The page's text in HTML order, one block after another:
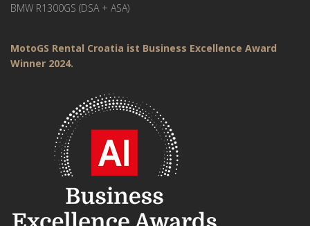
BMW R1300GS (DSA + ASA)
MotoGS Rental Croatia ist Business Excellence Award
Winner 2024.